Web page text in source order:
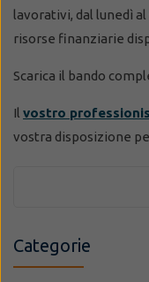
lavorativi, dal lunedì
risorse finanziarie
Scarica il bando
Il vostro
vostra disposizione
Categorie